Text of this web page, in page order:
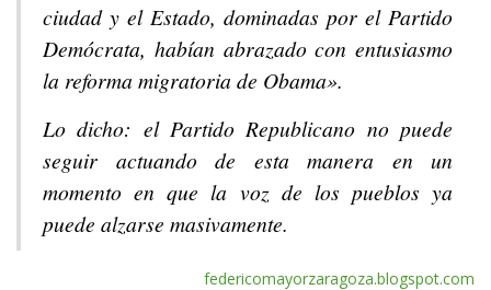
ciudad y el Estado, dominadas por el Partido
Demócrata, habían abrazado con entusiasmo
la reforma migratoria de Obama».
Lo dicho: el Partido Republicano no puede
seguir actuando de esta manera en un
momento en que la voz de los pueblos ya
puede alzarse masivamente.
federicomayorzaragoza.blogspot.com